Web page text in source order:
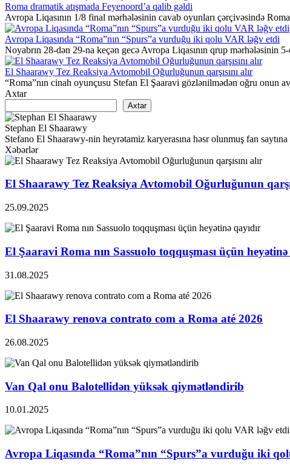
Roma dramatik atışmada Feyenoord’a qalib gəldi
Avropa Liqasının 1/8 final mərhələsinin cavab oyunları çərçivəsində
Avropa Liqasında “Roma”nın “Spurs”a vurduğu iki qolu VAR ləğv etdi
Noyabrın 28-dən 29-na keçən gecə Avropa Liqasının qrup mərhələsinin
El Shaarawy Tez Reaksiya Avtomobil Oğurluğunun qarşısını alır
“Roma”nın cinah oyunçusu Stefan El Şaaravi gözlənilmədən oğru onun
Axtar
Axtar
Stephan El Shaarawy
Stefano El Shaarawy-nin heyrətamiz karyerasına həsr olunmuş fan
Xəbərlər
El Shaarawy Tez Reaksiya Avtomobil Oğurluğunun
25.09.2025
El Şaaravi Roma nın Sassuolo toqquşması üçün heyətinə
31.08.2025
El Shaarawy renova contrato com a Roma até 2026
26.08.2025
Van Qal onu Balotellidən yüksək qiymətləndirib
10.01.2025
Avropa Liqasında “Roma”nın “Spurs”a vurduğu iki